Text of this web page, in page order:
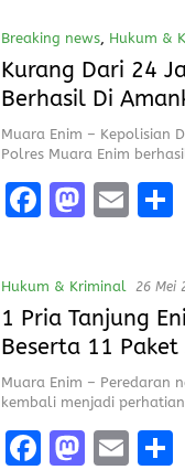
ce
b
o
o
k
o
d
o
n
ai
l
Breaking news, Hukum &
Kurang Dari 24
Berhasil Di
Muara Enim – Kepolisian
Polres Muara Enim
F
b
o
o
k
M
st
o
d
o
n
E
l
a
Hukum & Kriminal 26 Mei
1 Pria Tanjung
Beserta 11 Paket
Muara Enim – Peredaran
kembali menjadi
F
M E